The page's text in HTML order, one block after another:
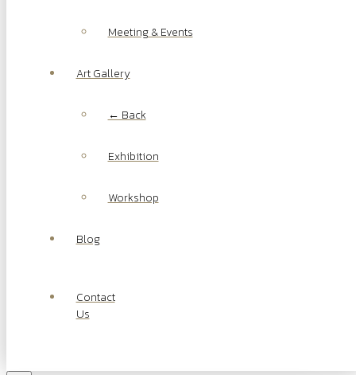
Meeting & Events
Art Gallery
← Back
Exhibition
Workshop
Blog
Contact
Us